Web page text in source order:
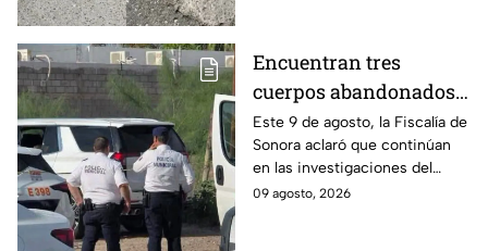
Encuentran tres
cuerpos abandonados
en Hermosillo, Sonora;
todo apunta a crimen
pasional
Este 9 de agosto, la Fiscalía de
Sonora aclaró que continúan
en las investigaciones del
hallazgo de tres cuerpos
09 agosto, 2026